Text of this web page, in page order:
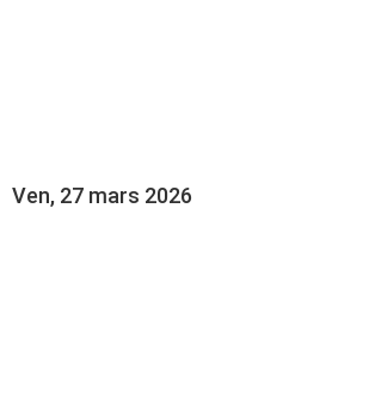
Ven, 27 mars 2026